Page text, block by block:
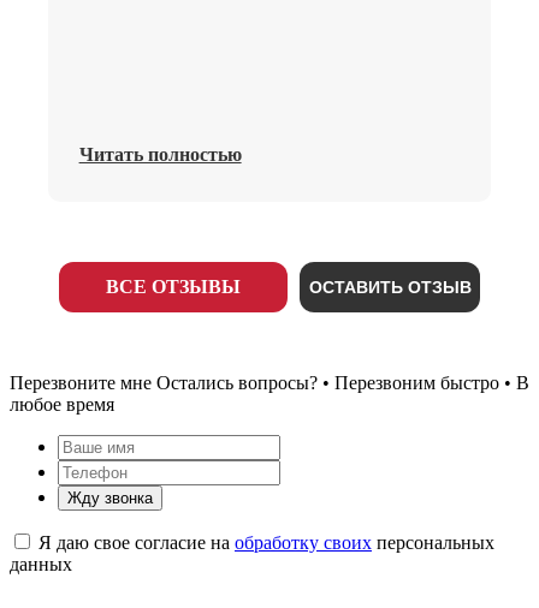
Читать полностью
ВСЕ ОТЗЫВЫ ОСТАВИТЬ ОТЗЫВ
Перезвоните мне Остались вопросы? • Перезвоним быстро • В
любое время
Жду звонка
Я даю свое согласие на обработку своих персональных
данных